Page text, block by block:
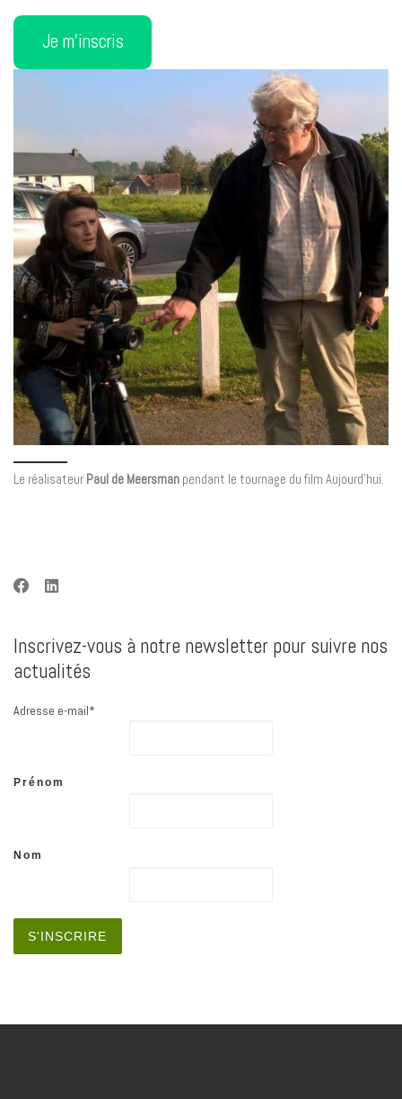
Je m’inscris
Le réalisateur Paul de Meersman pendant le tournage du film Aujourd’hui.
Inscrivez-vous à notre newsletter pour suivre nos
actualités
Adresse e-mail*
Prénom
Nom